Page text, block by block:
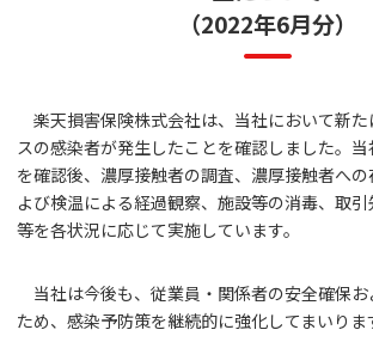
（2022年6月分）
楽天損害保険株式会社は、当社において新
スの感染者が発生したことを確認しました。
を確認後、濃厚接触者の調査、濃厚接触者へ
よび検温による経過観察、施設等の消毒、取
等を各状況に応じて実施しています。
当社は今後も、従業員・関係者の安全確保
ため、感染予防策を継続的に強化してまいりま